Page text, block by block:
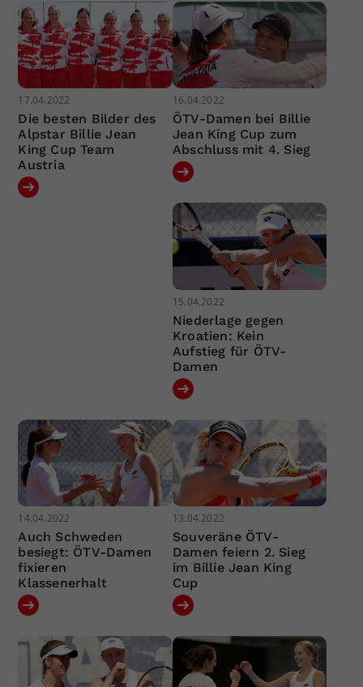
17.04.2022
Die besten Bilder des
Alpstar Billie Jean
King Cup Team
Austria
16.04.2022
ÖTV-Damen bei Billie
Jean King Cup zum
Abschluss mit 4. Sieg
15.04.2022
Niederlage gegen
Kroatien: Kein
Aufstieg für ÖTV-
Damen
14.04.2022
Auch Schweden
besiegt: ÖTV-Damen
fixieren
Klassenerhalt
13.04.2022
Souveräne ÖTV-
Damen feiern 2. Sieg
im Billie Jean King
Cup